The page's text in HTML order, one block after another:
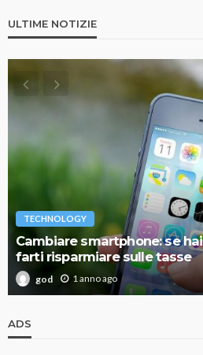
ULTIME NOTIZIE
TECHNOLOGY
Cambiare smartphone: se
farti risparmiare sulle tasse
god 1 anno ago
ADS